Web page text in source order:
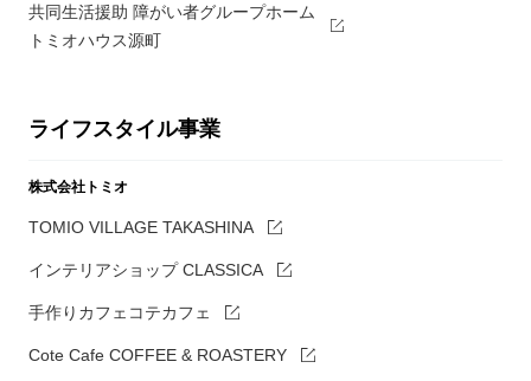
共同生活援助 障がい者グループホーム
トミオハウス源町
ライフスタイル事業
株式会社トミオ
TOMIO VILLAGE TAKASHINA
インテリアショップ CLASSICA
手作りカフェコテカフェ
Cote Cafe COFFEE & ROASTERY